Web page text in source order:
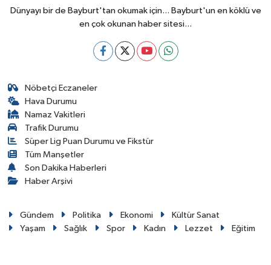
Dünyayı bir de Bayburt'tan okumak için... Bayburt'un en köklü ve
en çok okunan haber sitesi...
Nöbetçi Eczaneler
Hava Durumu
Namaz Vakitleri
Trafik Durumu
Süper Lig Puan Durumu ve Fikstür
Tüm Manşetler
Son Dakika Haberleri
Haber Arşivi
Gündem Politika Ekonomi
Kültür Sanat
Yaşam
Sağlık Spor Kadın Lezzet Eğitim